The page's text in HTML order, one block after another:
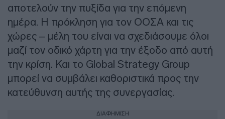
αποτελούν την πυξίδα για την επόμενη
ημέρα. Η πρόκληση για τον ΟΟΣΑ και τις
χώρες – μέλη του είναι να σχεδιάσουμε όλοι
μαζί τον οδικό χάρτη για την έξοδο από αυτή
την κρίση. Και το Global Strategy Group
μπορεί να συμβάλει καθοριστικά προς την
κατεύθυνση αυτής της συνεργασίας.
ΔΙΑΦΗΜΙΣΗ